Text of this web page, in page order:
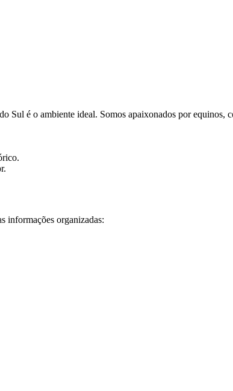
Sul é o ambiente ideal. Somos apaixonados por equinos,
informações organizadas: